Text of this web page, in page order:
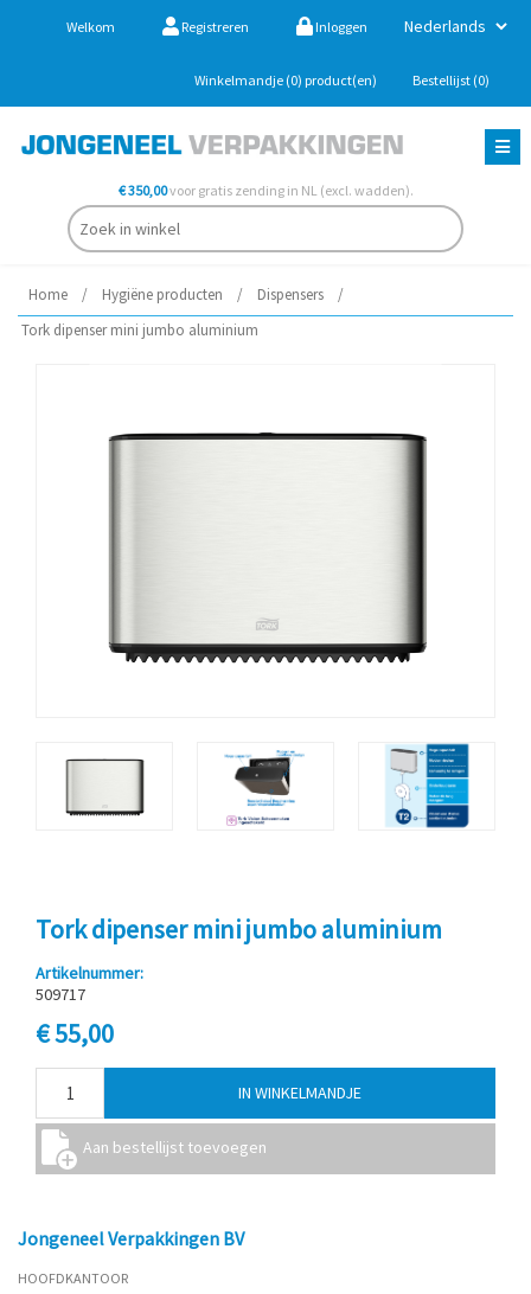
Welkom Registreren Inloggen
Winkelmandje (0) product(en) Bestellijst (0)
€ 350,00voor gratis zending in NL (excl. wadden).
Home / Hygiëne producten / Dispensers
/
Tork dipenser mini jumbo aluminium
Tork dipenser mini jumbo aluminium
Artikelnummer:
509717
€ 55,00
Jongeneel Verpakkingen BV
HOOFDKANTOOR